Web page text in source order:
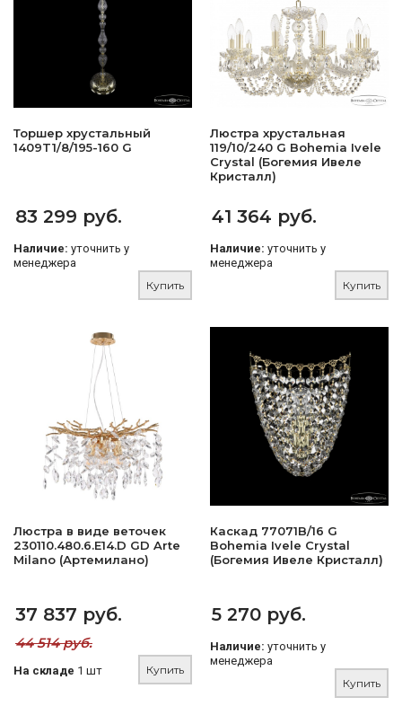
Торшер хрустальный
1409T1/8/195-160 G
83 299 руб.
Наличие: уточнить у
менеджера
Купить
Люстра хрустальная
119/10/240 G Bohemia Ivele
Crystal (Богемия Ивеле
Кристалл)
41 364 руб.
Наличие: уточнить у
менеджера
Купить
Люстра в виде веточек
230110.480.6.E14.D GD Arte
Milano (Артемилано)
37 837 руб.
44 514 руб.
На складе 1 шт Купить
Каскад 77071B/16 G
Bohemia Ivele Crystal
(Богемия Ивеле Кристалл)
5 270 руб.
Наличие: уточнить у
менеджера
Купить